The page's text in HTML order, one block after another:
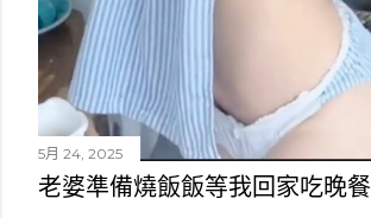
5月 24, 2025
老婆準備燒飯飯等我回家吃晚餐